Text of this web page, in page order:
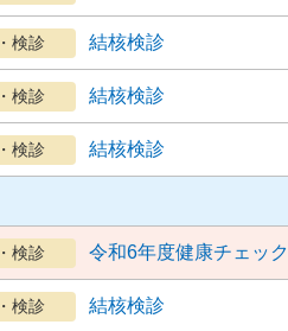
結核検診
結核検診
結核検診
令和6年度健康チェック
結核検診